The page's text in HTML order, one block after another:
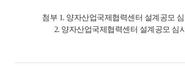
첨부 1. 양자산업국제협력센터 설계공모
2. 양자산업국제협력센터 설계공모 심